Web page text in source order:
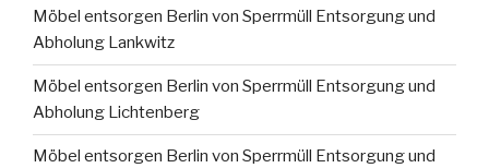
Möbel entsorgen Berlin von Sperrmüll Entsorgung und
Abholung Lankwitz
Möbel entsorgen Berlin von Sperrmüll Entsorgung und
Abholung Lichtenberg
Möbel entsorgen Berlin von Sperrmüll Entsorgung und